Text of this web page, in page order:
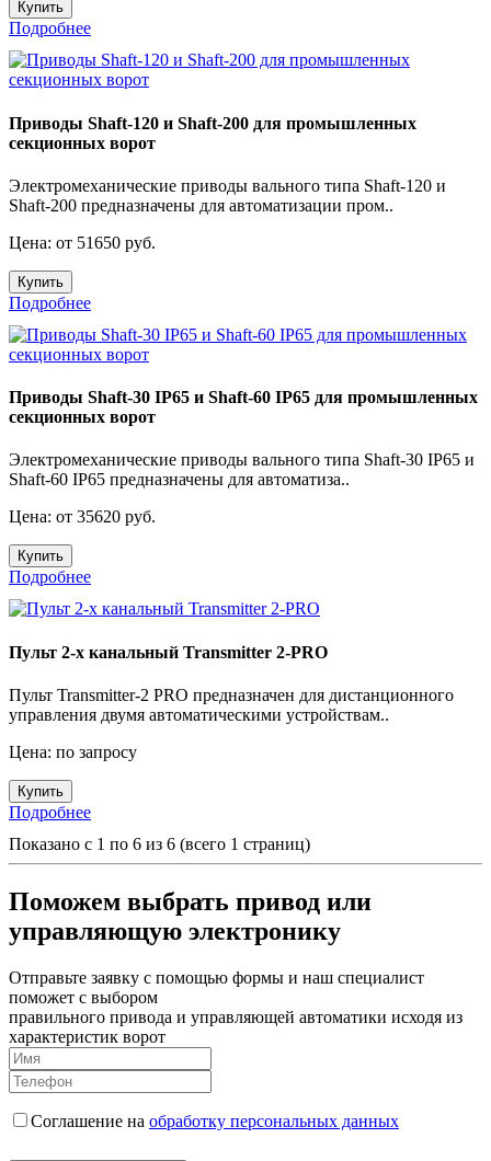
Купить
Подробнее
Приводы Shaft-120 и Shaft-200 для промышленных
секционных ворот
Электромеханические приводы вального типа Shaft-120 и
Shaft-200 предназначены для автоматизации пром..
Цена: от 51650 руб.
Купить
Подробнее
Приводы Shaft-30 IP65 и Shaft-60 IP65 для промышленных
секционных ворот
Электромеханические приводы вального типа Shaft-30 IP65 и
Shaft-60 IP65 предназначены для автоматиза..
Цена: от 35620 руб.
Купить
Подробнее
Пульт 2-х канальный Transmitter 2-PRO
Пульт Transmitter-2 PRO предназначен для дистанционного
управления двумя автоматическими устройствам..
Цена: по запросу
Купить
Подробнее
Показано с 1 по 6 из 6 (всего 1 страниц)
Поможем выбрать привод или
управляющую электронику
Отправьте заявку с помощью формы и наш специалист
поможет с выбором
правильного привода и управляющей автоматики исходя из
характеристик ворот
Соглашение на обработку персональных данных